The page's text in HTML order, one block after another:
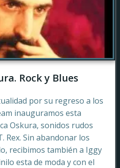
Rock y Blues
por su regreso a los
inauguramos esta
Oskura, sonidos rudos
Rex. Sin abandonar los
recibimos también a Iggy
esta de moda y con el